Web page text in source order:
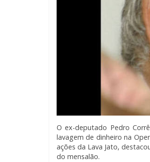
O ex-deputado Pedro
lavagem de dinheiro na
ações da Lava Jato,
do mensalão.